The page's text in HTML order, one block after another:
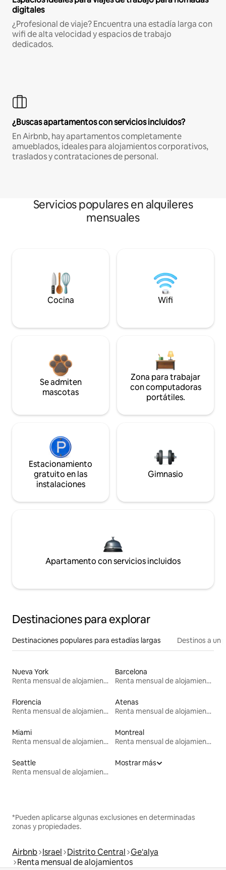
digitales
¿Profesional de viaje? Encuentra una estadía larga con
wifi de alta velocidad y espacios de trabajo
dedicados.
¿Buscas apartamentos con servicios incluidos?
En Airbnb, hay apartamentos completamente
amueblados, ideales para alojamientos corporativos,
traslados y contrataciones de personal.
Servicios populares en alquileres
mensuales
Cocina Wifi
Se admiten
mascotas
Zona para trabajar
con computadoras
portátiles.
Estacionamiento
gratuito en las
instalaciones
Gimnasio
Apartamento con servicios incluidos
Destinaciones para explorar
Destinaciones populares para estadías largas Destinos a un
Nueva York
Renta mensual de alojamientos
Barcelona
Renta mensual de alojamientos
Florencia
Renta mensual de alojamientos
Atenas
Renta mensual de alojamientos
Miami
Renta mensual de alojamientos
Montreal
Renta mensual de alojamientos
Seattle
Renta mensual de alojamientos
Mostrar más
*Pueden aplicarse algunas exclusiones en determinadas
zonas y propiedades.
Airbnb Israel Distrito Central Ge'alya
Renta mensual de alojamientos